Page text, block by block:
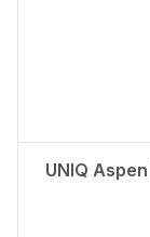
UNIQ